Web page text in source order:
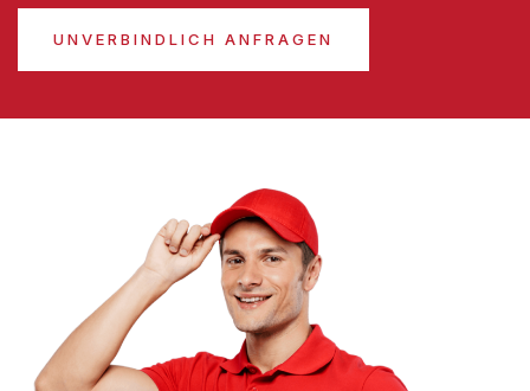
UNVERBINDLICH ANFRAGEN